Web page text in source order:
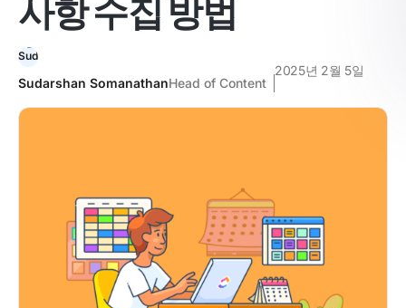
사항 수집 방법
Sudarshan SomanathanHead of Content
2025년 2월 5일